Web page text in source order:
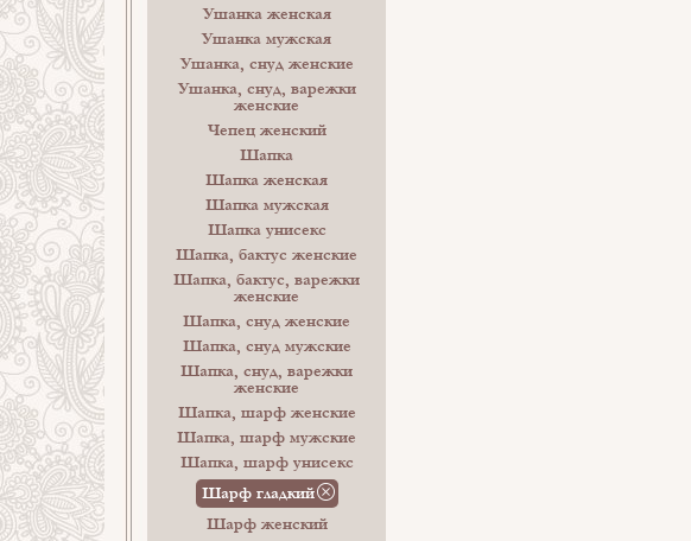
Ушанка женская
Ушанка мужская
Ушанка, снуд женские
Ушанка, снуд, варежки
женские
Чепец женский
Шапка
Шапка женская
Шапка мужская
Шапка унисекс
Шапка, бактус женские
Шапка, бактус, варежки
женские
Шапка, снуд женские
Шапка, снуд мужские
Шапка, снуд, варежки
женские
Шапка, шарф женские
Шапка, шарф мужские
Шапка, шарф унисекс
Шарф гладкий
Шарф женский